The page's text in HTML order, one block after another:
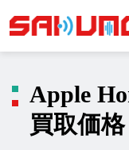
Apple
買取価格